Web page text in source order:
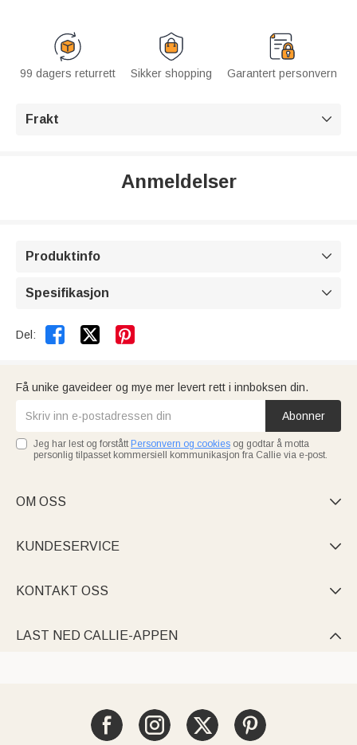
99 dagers returrett Sikker shopping Garantert personvern
Frakt 
Anmeldelser
Produktinfo 
Spesifikasjon 
Del:  
Få unike gaveideer og mye mer levert rett i innboksen din.
Abonner
Jeg har lest og forstått Personvern og cookies og godtar å motta
personlig tilpasset kommersiell kommunikasjon fra Callie via e-post.
OM OSS 
KUNDESERVICE 
KONTAKT OSS 
LAST NED CALLIE-APPEN 